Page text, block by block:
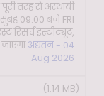
तरह से अस्थायी
09:00 बजे FRI
रिसर्च इंस्टीट्यूट,
अद्यतन - 04
Aug 2026
(1.14 MB)